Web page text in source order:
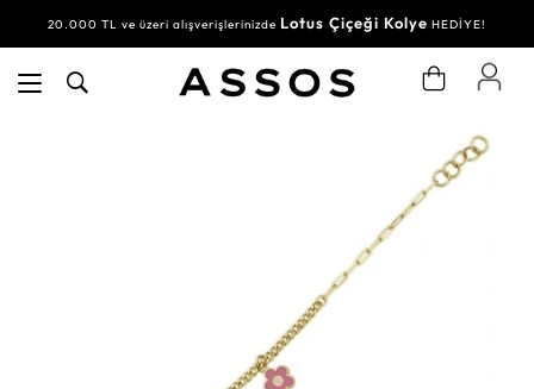
20.000 TL ve üzeri alışverişlerinizde Lotus Çiçeği Kolye HEDİYE!